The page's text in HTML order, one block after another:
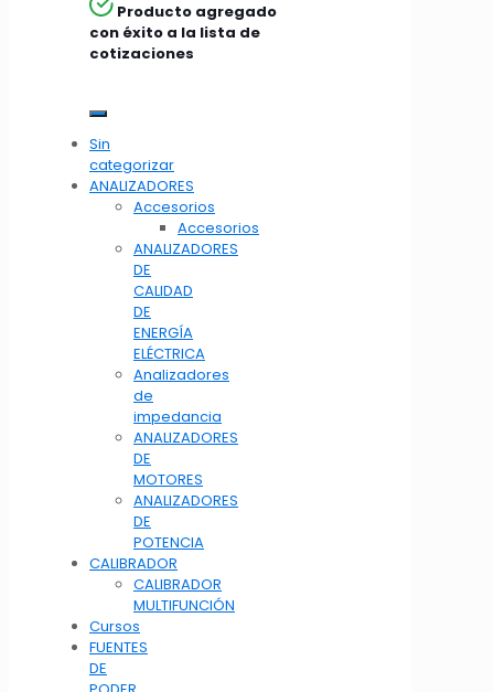
Producto agregado
con éxito a la lista de
cotizaciones
Sin
categorizar
ANALIZADORES
Accesorios
Accesorios
ANALIZADORES
DE
CALIDAD
DE
ENERGÍA
ELÉCTRICA
Analizadores
de
impedancia
ANALIZADORES
DE
MOTORES
ANALIZADORES
DE
POTENCIA
CALIBRADOR
CALIBRADOR
MULTIFUNCIÓN
Cursos
FUENTES
DE